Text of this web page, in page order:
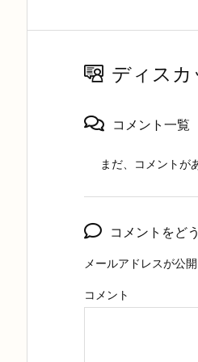
ディスカ
コメント一覧
まだ、コメントが
コメントをど
メールアドレスが公
コメント